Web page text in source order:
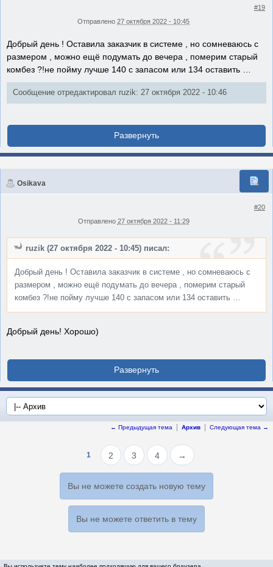
#19
Отправлено 27 октября 2022 - 10:45
Добрый день ! Оставила заказчик в системе , но сомневаюсь с
размером , можно ещё подумать до вечера , померим старый
комбез ?!не пойму лучше 140 с запасом или 134 оставить …
Сообщение отредактировал ruzik: 27 октября 2022 - 10:46
Osikava
#20
Отправлено 27 октября 2022 - 11:29
ruzik (27 октября 2022 - 10:45) писал:
Добрый день ! Оставила заказчик в системе , но сомневаюсь с
размером , можно ещё подумать до вечера , померим старый
комбез ?!не пойму лучше 140 с запасом или 134 оставить …
Добрый день! Хорошо)
← Предыдущая тема Архив Следующая тема →
1 2 3 4 →
Вы не можете создать новую тему
Вы не можете ответить в тему